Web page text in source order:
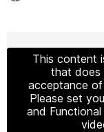
This content
that does
acceptance of
Please set
and